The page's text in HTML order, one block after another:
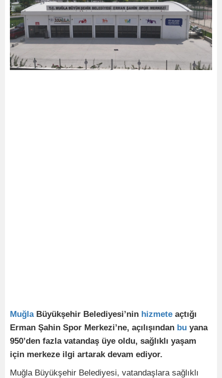
MuğlaBüyükşehir Belediyesi’nin hizmete açtığı
Erman Şahin Spor Merkezi’ne, açılışından bu yana
950’den fazla vatandaş üye oldu, sağlıklı yaşam
için merkeze ilgi artarak devam ediyor.
Muğla Büyükşehir Belediyesi, vatandaşlara sağlıklı